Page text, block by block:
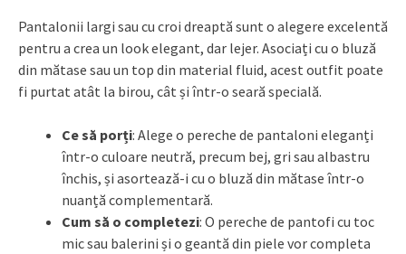
Pantalonii largi sau cu croi dreaptă sunt o alegere excelentă
pentru a crea un look elegant, dar lejer. Asociați cu o bluză
din mătase sau un top din material fluid, acest outfit poate
fi purtat atât la birou, cât și într-o seară specială.
Ce să porți: Alege o pereche de pantaloni eleganți
într-o culoare neutră, precum bej, gri sau albastru
închis, și asortează-i cu o bluză din mătase într-o
nuanță complementară.
Cum să o completezi: O pereche de pantofi cu toc
mic sau balerini și o geantă din piele vor completa